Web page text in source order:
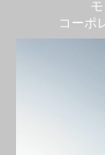
コーポ